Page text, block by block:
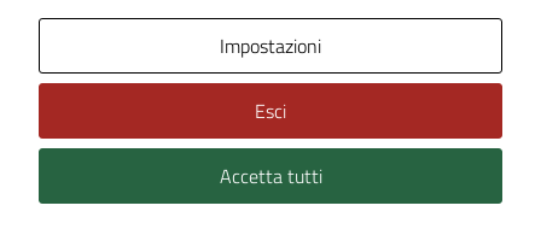
Technical Design s.r.l.
Impostazioni
Esci
Accetta tutti